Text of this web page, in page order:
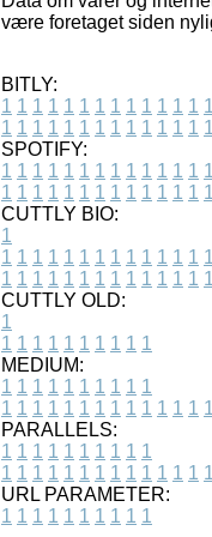
være foretaget siden
BITLY:
1 1 1 1 1 1 1 1 1 1 1 1 1 1
1 1 1 1 1 1 1 1 1 1 1 1 1 1
SPOTIFY:
1 1 1 1 1 1 1 1 1 1 1 1 1 1
1 1 1 1 1 1 1 1 1 1 1 1 1 1
CUTTLY BIO:
1
1 1 1 1 1 1 1 1 1 1 1 1 1 1
1 1 1 1 1 1 1 1 1 1 1 1 1 1
CUTTLY OLD:
1
1 1 1 1 1 1 1 1 1 1
MEDIUM:
1 1 1 1 1 1 1 1 1 1
1 1 1 1 1 1 1 1 1 1 1 1 1 1
PARALLELS:
1 1 1 1 1 1 1 1 1 1
1 1 1 1 1 1 1 1 1 1 1 1 1 1
URL PARAMETER:
1 1 1 1 1 1 1 1 1 1